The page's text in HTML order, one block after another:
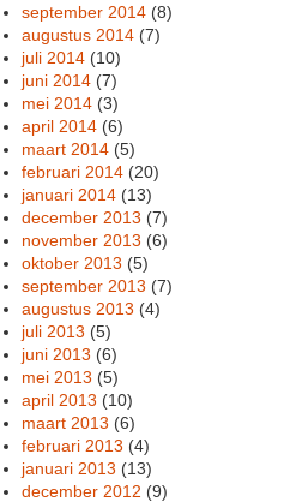
september 2014 (8)
augustus 2014 (7)
juli 2014 (10)
juni 2014 (7)
mei 2014 (3)
april 2014 (6)
maart 2014 (5)
februari 2014 (20)
januari 2014 (13)
december 2013 (7)
november 2013 (6)
oktober 2013 (5)
september 2013 (7)
augustus 2013 (4)
juli 2013 (5)
juni 2013 (6)
mei 2013 (5)
april 2013 (10)
maart 2013 (6)
februari 2013 (4)
januari 2013 (13)
december 2012 (9)